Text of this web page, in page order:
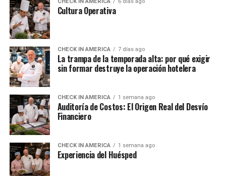
Cultura Operativa
CHECK IN AMERICA 7 días ago
La trampa de la temporada alta: por qué exigir
sin formar destruye la operación hotelera
CHECK IN AMERICA 1 semana ago
Auditoría de Costos: El Origen Real del Desvío
Financiero
CHECK IN AMERICA 1 semana ago
Experiencia del Huésped